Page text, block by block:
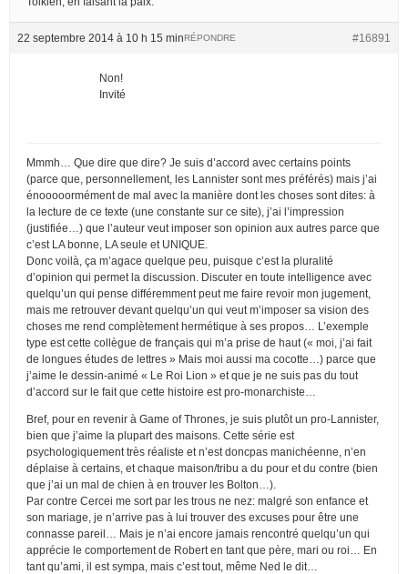
22 septembre 2014 à 10 h 15 min #16891
RÉPONDRE
Non!
Invité
Mmmh… Que dire que dire? Je suis d’accord avec certains points
(parce que, personnellement, les Lannister sont mes préférés) mais j’ai
énooooormément de mal avec la manière dont les choses sont dites: à
la lecture de ce texte (une constante sur ce site), j’ai l’impression
(justifiée…) que l’auteur veut imposer son opinion aux autres parce que
c’est LA bonne, LA seule et UNIQUE.
Donc voilà, ça m’agace quelque peu, puisque c’est la pluralité
d’opinion qui permet la discussion. Discuter en toute intelligence avec
quelqu’un qui pense différemment peut me faire revoir mon jugement,
mais me retrouver devant quelqu’un qui veut m’imposer sa vision des
choses me rend complètement hermétique à ses propos… L’exemple
type est cette collègue de français qui m’a prise de haut (« moi, j’ai fait
de longues études de lettres » Mais moi aussi ma cocotte…) parce que
j’aime le dessin-animé « Le Roi Lion » et que je ne suis pas du tout
d’accord sur le fait que cette histoire est pro-monarchiste…
Bref, pour en revenir à Game of Thrones, je suis plutôt un pro-Lannister,
bien que j’aime la plupart des maisons. Cette série est
psychologiquement très réaliste et n’est doncpas manichéenne, n’en
déplaise à certains, et chaque maison/tribu a du pour et du contre (bien
que j’ai un mal de chien à en trouver les Bolton…).
Par contre Cercei me sort par les trous ne nez: malgré son enfance et
son mariage, je n’arrive pas à lui trouver des excuses pour être une
connasse pareil… Mais je n’ai encore jamais rencontré quelqu’un qui
apprécie le comportement de Robert en tant que père, mari ou roi… En
tant qu’ami, il est sympa, mais c’est tout, même Ned le dit…